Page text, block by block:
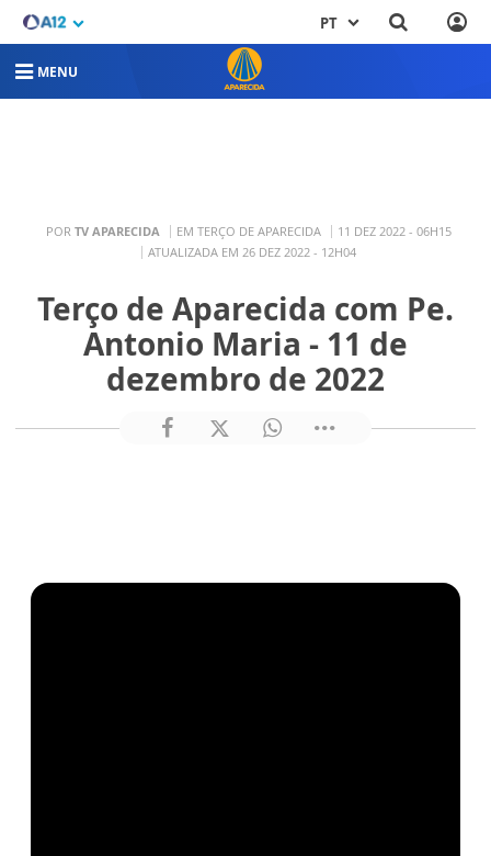
PT
MENU
POR TV APARECIDA EM TERÇO DE APARECIDA
11 DEZ 2022 - 06H15
ATUALIZADA EM 26 DEZ 2022 - 12H04
Terço de Aparecida com Pe.
Antonio Maria - 11 de
dezembro de 2022